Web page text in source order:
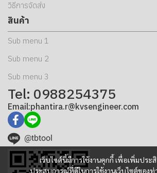
เว็บไซต์นี้มีการใช้งานคุกกี้ เพื่อเพิ่มประ
ประสบการณ์ที่ดีในการใช้งานเว็บไซต์ของท่
วิธีการจัดส่ง
สินค้า
Sub menu 1
Sub menu 2
Sub menu 3
Tel: 0988254375
Email:phantira.r@kvsengineer.com
@tbtool